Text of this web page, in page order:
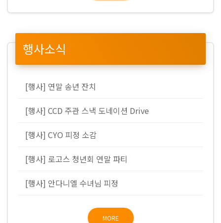
행사소식
[행사] 연말 송년 잔치
[행사] CCD 주관 스낵 도네이션 Drive
[행사] CYO 피정 소감
[행사] 로고스 청년회 연말 파티
[행사] 안다니엘 수녀님 피정
MORE